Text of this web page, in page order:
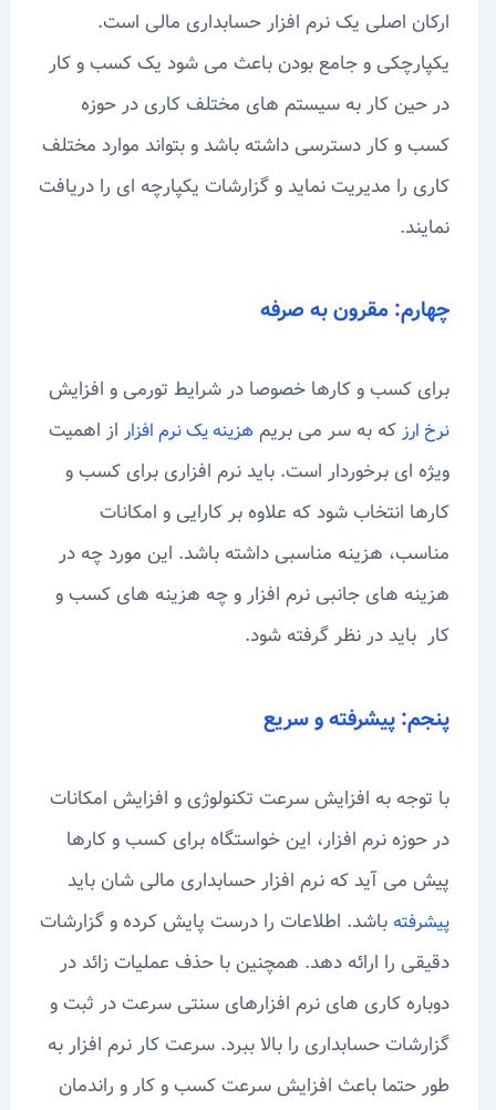
ارکان اصلی یک نرم افزار حسابداری مالی است.
یکپارچکی و جامع بودن باعث می شود یک کسب و کار
در حین کار به سیستم های مختلف کاری در حوزه
کسب و کار دسترسی داشته باشد و بتواند موارد مختلف
کاری را مدیریت نماید و گزارشات یکپارچه ای را دریافت
نمایند.
چهارم: مقرون به صرفه
برای کسب و کارها خصوصا در شرایط تورمی و افزایش
نرخ ارزکه به سر می بریم هزینه یک نرم افزاراز اهمیت
ویژه ای برخوردار است. باید نرم افزاری برای کسب و
کارها انتخاب شود که علاوه بر کارایی و امکانات
مناسب، هزینه مناسبی داشته باشد. این مورد چه در
هزینه های جانبی نرم افزار و چه هزینه های کسب و
کار باید در نظر گرفته شود.
پنجم: پیشرفته و سریع
با توجه به افزایش سرعت تکنولوژی و افزایش امکانات
در حوزه نرم افزار، این خواستگاه برای کسب و کارها
پیش می آید که نرم افزار حسابداری مالی شان باید
پیشرفتهباشد. اطلاعات را درست پایش کرده و گزارشات
دقیقی را ارائه دهد. همچنین با حذف عملیات زائد در
دوباره کاری های نرم افزارهای سنتی سرعت در ثبت و
گزارشات حسابداری را بالا ببرد. سرعت کار نرم افزار به
طور حتما باعث افزایش سرعت کسب و کار و راندمان